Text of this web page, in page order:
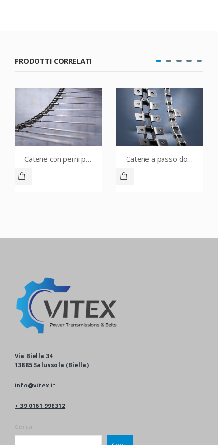
PRODOTTI CORRELATI
Catene con perni prolungati Catene a passo doppio con alette e perni estesi
Via Biella 34
13885 Salussola (Biella)
info@vitex.it
+ 39 0161 998312
Cerca